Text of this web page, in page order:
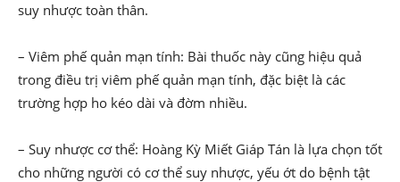
suy nhược toàn thân.
– Viêm phế quản mạn tính: Bài thuốc này cũng hiệu quả
trong điều trị viêm phế quản mạn tính, đặc biệt là các
trường hợp ho kéo dài và đờm nhiều.
– Suy nhược cơ thể: Hoàng Kỳ Miết Giáp Tán là lựa chọn tốt
cho những người có cơ thể suy nhược, yếu ớt do bệnh tật